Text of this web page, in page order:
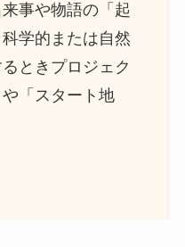
事や物語の「起
学的または自然
ときプロジェク
「スタート地